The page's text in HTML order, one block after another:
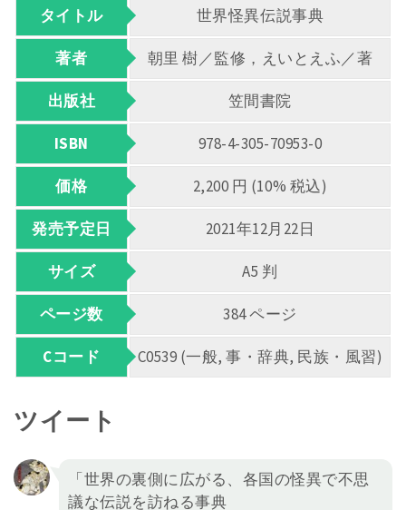
タイトル 世界怪異伝説事典
著者 朝里 樹／監修，えいとえふ／著
出版社 笠間書院
ISBN 978-4-305-70953-0
価格 2,200 円 (10% 税込)
発売予定日 2021年12月22日
サイズ A5 判
ページ数 384 ページ
Cコード C0539 (一般, 事・辞典, 民族・風習)
ツイート
「世界の裏側に広がる、各国の怪異で不思
議な伝説を訪ねる事典